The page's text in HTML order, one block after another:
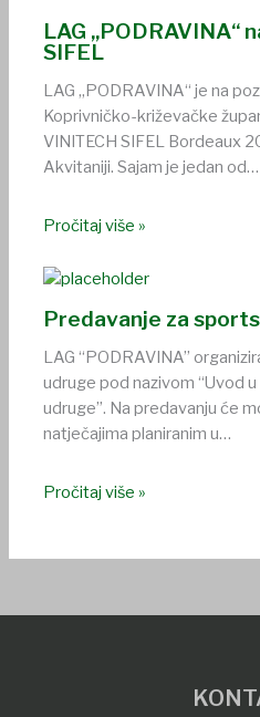
LAG „PODRAVINA“
SIFEL
LAG „PODRAVINA“ je na
Koprivničko-križevačke
VINITECH SIFEL Bordeaux
Akvitaniji. Sajam je jedan od…
Pročitaj više »
Predavanje za
LAG “PODRAVINA”
udruge pod nazivom “Uvod
udruge”. Na predavanju će
natječajima planiranim u…
Pročitaj više »